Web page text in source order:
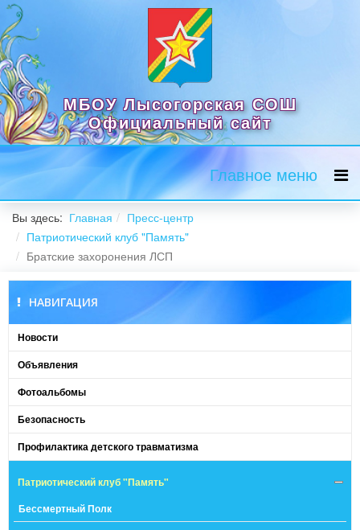
МБОУ Лысогорская СОШ
Официальный сайт
Главное меню
Вы здесь: Главная
Пресс-центр
Патриотический клуб "Память"
Братские захоронения ЛСП
НАВИГАЦИЯ
Новости
Объявления
Фотоальбомы
Безопасность
Профилактика детского травматизма
Патриотический клуб "Память"
Бессмертный Полк